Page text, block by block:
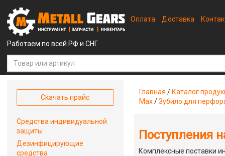
Работаем по всей РФ и СНГ
Оплата Доставка
Главная / Каталог
Max/Зубило для
Поступления
Комплексные поставки
Скачать прайс
Средства индивидуальной
защиты
Дезинфицирующие
средства